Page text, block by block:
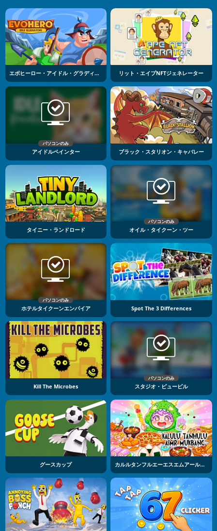
エボヒーロー・アイドル・グラディエーターズ リット・エイプNFTジェネレーター
パソコンのみ
アイドルペインター ブラック・スタリオン・キャバレー
タイニー・ランドロード
パソコンのみ
オイル・タイクーン・ツー
パソコンのみ
ホテルタイクーンエンパイア Spot The 3 Differences
Kill The Microbes
パソコンのみ
スタジオ・ピューピル
グースカップ カルルタンフルエーエスエムアールモッパン